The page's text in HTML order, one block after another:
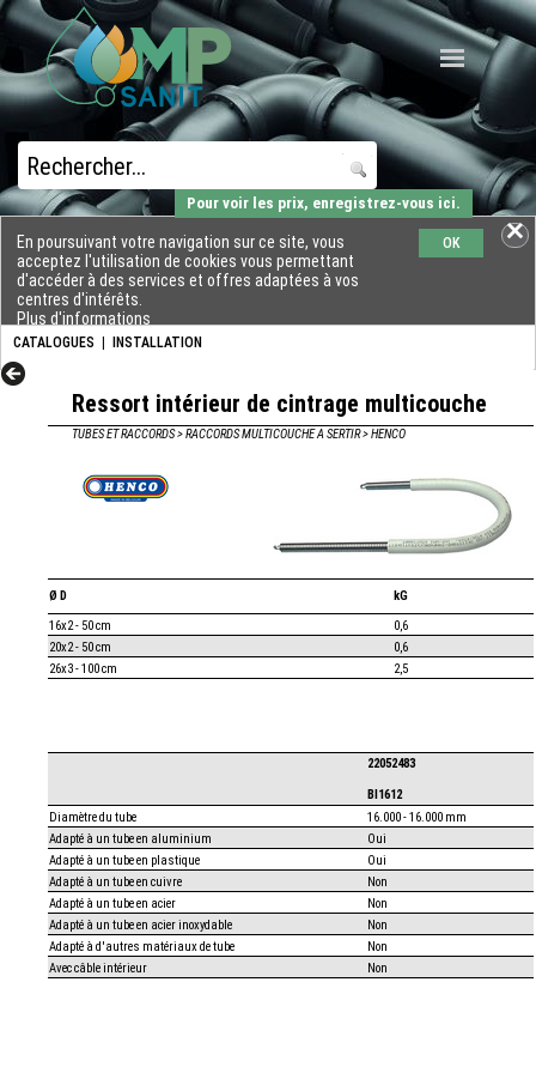
CATALOGUES INSTALLATION
En poursuivant votre navigation sur ce site, vous
acceptez l'utilisation de cookies vous permettant
d'accéder à des services et offres adaptées à vos
centres d'intérêts.
Plus d'informations
OK
Pour voir les prix, enregistrez-vous ici.